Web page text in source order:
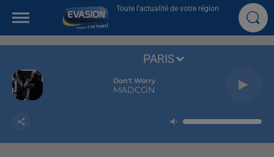
Toute l'actualité de votre région
Don't Worry
MADCON
PARIS